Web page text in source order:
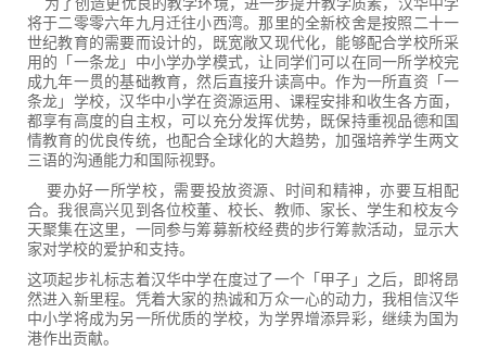
将于二零零六年九月迁往小西湾。那里的全新校舍是按照二十一
世纪教育的需要而设计的，既宽敞又现代化，能够配合学校所采
用的「一条龙」中小学办学模式，让同学们可以在同一所学校完
成九年一贯的基础教育，然后直接升读高中。作为一所直资「一
条龙」学校，汉华中小学在资源运用、课程安排和收生各方面，
都享有高度的自主权，可以充分发挥优势，既保持重视品德和国
情教育的优良传统，也配合全球化的大趋势，加强培养学生两文
三语的沟通能力和国际视野。
要办好一所学校，需要投放资源、时间和精神，亦要互相配
合。我很高兴见到各位校董、校长、教师、家长、学生和校友今
天聚集在这里，一同参与筹募新校经费的步行筹款活动，显示大
家对学校的爱护和支持。
这项起步礼标志着汉华中学在度过了一个「甲子」之后，即将昂
然进入新里程。凭着大家的热诚和万众一心的动力，我相信汉华
中小学将成为另一所优质的学校，为学界增添异彩，继续为国为
港作出贡献。